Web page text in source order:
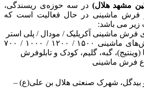
مشهد هلال) در سه حوزه‌ی ریسندگی،
فرش ماشینی در حال فعالیت است که
زیر می باشد:
2- تولیدکننده انواع فرش‌های ماشینی ۱۵۰۰ / ۱۲۰۰ / ۱۰۰۰ / ۷۰۰
گبه، گلیم، کودک و تابلوفرش
و بیدگل، شهرک صنعتی هلال بن علی(ع) –